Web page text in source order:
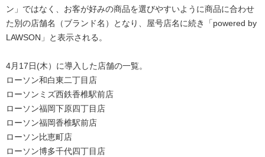
ン」ではなく、お客が好みの商品を選びやすいように商品に合わせ
た別の店舗名（ブランド名）となり、屋号店名に続き「powered by
LAWSON」と表示される。
4月17日(木）に導入した店舗の一覧。
ローソン和白東二丁目店
ローソンミズ西鉄香椎駅前店
ローソン福岡下原四丁目店
ローソン福岡香椎駅前店
ローソン比恵町店
ローソン博多千代四丁目店